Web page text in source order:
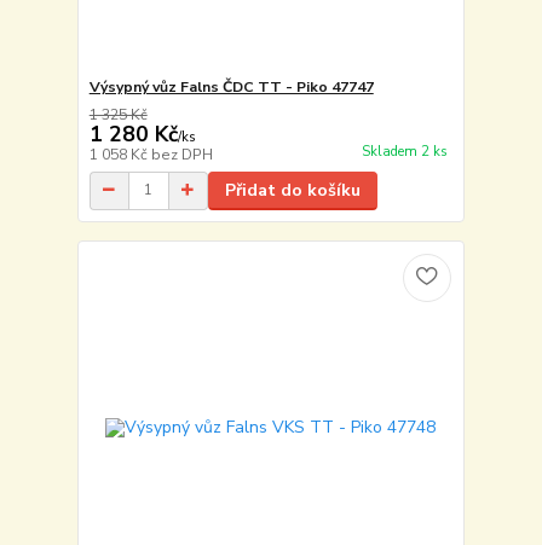
Výsypný vůz Falns ČDC TT - Piko 47747
1 325 Kč
1 280 Kč/ks
1 058 Kč bez DPH Skladem 2 ks
Přidat do košíku